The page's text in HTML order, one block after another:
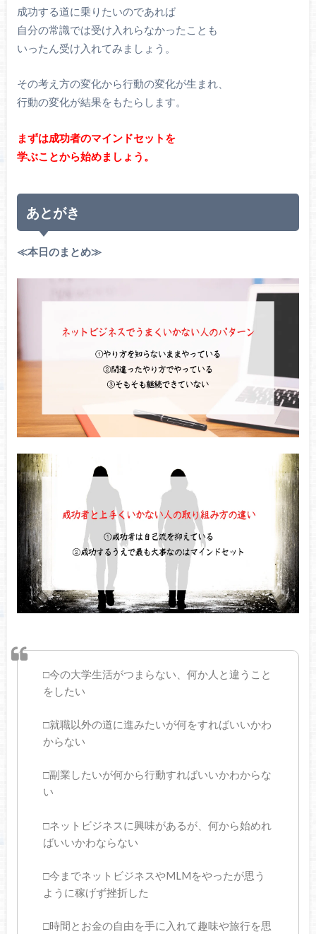
成功する道に乗りたいのであれば
自分の常識では受け入れらなかったことも
いったん受け入れてみましょう。
その考え方の変化から行動の変化が生まれ、
行動の変化が結果をもたらします。
まずは成功者のマインドセットを
学ぶことから始めましょう。
あとがき
≪本日のまとめ≫
□今の大学生活がつまらない、何か人と違うこと
をしたい
□就職以外の道に進みたいが何をすればいいかわ
からない
□副業したいが何から行動すればいいかわからな
い
□ネットビジネスに興味があるが、何から始めれ
ばいいかわならない
□今までネットビジネスやMLMをやったが思う
ように稼げず挫折した
□時間とお金の自由を手に入れて趣味や旅行を思